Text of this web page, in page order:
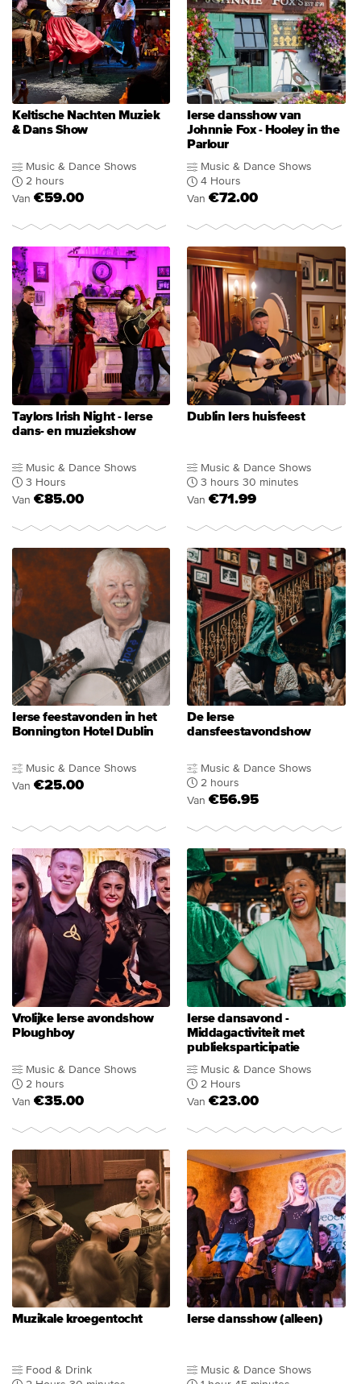
Keltische Nachten Muziek
& Dans Show
Music & Dance Shows
2 hours
Van €59.00
Ierse dansshow van
Johnnie Fox - Hooley in the
Parlour
Music & Dance Shows
4 Hours
Van €72.00
Taylors Irish Night - Ierse
dans- en muziekshow
Music & Dance Shows
3 Hours
Van €85.00
Dublin Iers huisfeest
Music & Dance Shows
3 hours 30 minutes
Van €71.99
Ierse feestavonden in het
Bonnington Hotel Dublin
Music & Dance Shows
Van €25.00
De Ierse
dansfeestavondshow
Music & Dance Shows
2 hours
Van €56.95
Vrolijke Ierse avondshow
Ploughboy
Music & Dance Shows
2 hours
Van €35.00
Ierse dansavond -
Middagactiviteit met
publieksparticipatie
Music & Dance Shows
2 Hours
Van €23.00
Muzikale kroegentocht
Food & Drink
Ierse dansshow (alleen)
Music & Dance Shows